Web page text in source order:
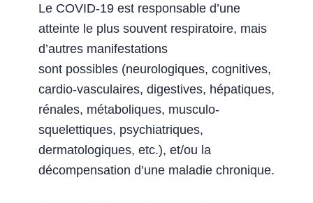
Le COVID-19 est responsable d’une
atteinte le plus souvent respiratoire, mais
d’autres manifestations
sont possibles (neurologiques, cognitives,
cardio-vasculaires, digestives, hépatiques,
rénales, métaboliques, musculo-
squelettiques, psychiatriques,
dermatologiques, etc.), et/ou la
décompensation d’une maladie chronique.